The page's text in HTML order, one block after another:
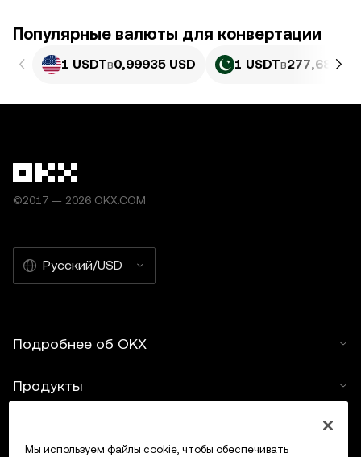
Популярные валюты для конвертации
1 USDTв0,99935 USD 1 USDTв277,68 PKR
©2017 — 2026 OKX.COM
Русский/USD
Подробнее об OKX
Продукты
Мы используем файлы cookie, чтобы обеспечивать